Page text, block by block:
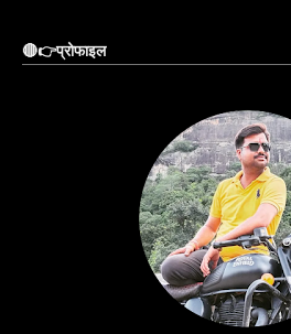
🔴👉प्रोफाइल